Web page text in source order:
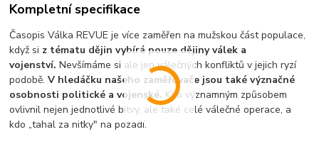
Kompletní specifikace
Časopis Válka REVUE je více zaměřen na mužskou část populace,
když si z tématu dějin vybírá pouze dějiny válek a
vojenství. Nevšímáme si ale jen válečných konfliktů v jejich ryzí
podobě.V hledáčku našeho zaměřovače jsou také význačné
osobnosti politické a vojenské. Kdo významným způsobem
ovlivnil nejen jednotlivé bitvy, ale také celé válečné operace, a
kdo „tahal za nitky" na pozadí.